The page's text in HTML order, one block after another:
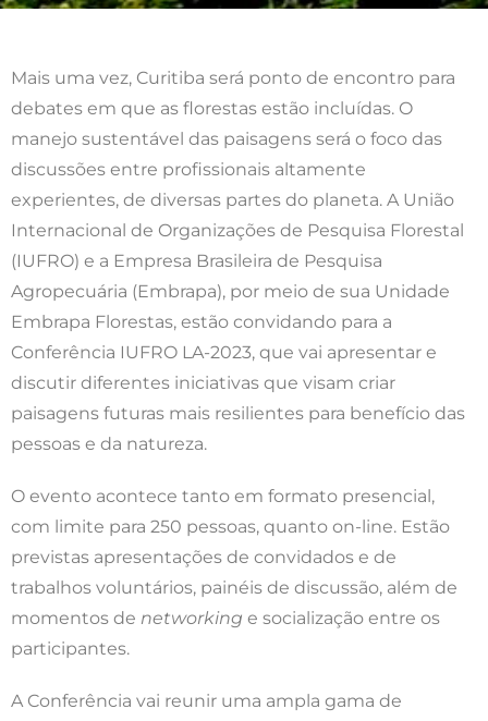
Mais uma vez, Curitiba será ponto de encontro para
debates em que as florestas estão incluídas. O
manejo sustentável das paisagens será o foco das
discussões entre profissionais altamente
experientes, de diversas partes do planeta. A União
Internacional de Organizações de Pesquisa Florestal
(IUFRO) e a Empresa Brasileira de Pesquisa
Agropecuária (Embrapa), por meio de sua Unidade
Embrapa Florestas, estão convidando para a
Conferência IUFRO LA-2023, que vai apresentar e
discutir diferentes iniciativas que visam criar
paisagens futuras mais resilientes para benefício das
pessoas e da natureza.
O evento acontece tanto em formato presencial,
com limite para 250 pessoas, quanto on-line. Estão
previstas apresentações de convidados e de
trabalhos voluntários, painéis de discussão, além de
momentos de networking e socialização entre os
participantes.
A Conferência vai reunir uma ampla gama de